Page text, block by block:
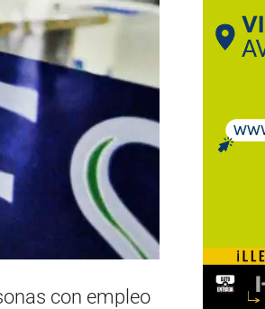
con empleo